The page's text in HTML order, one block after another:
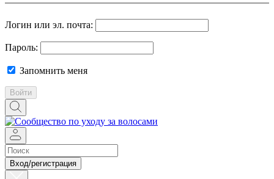
Логин или эл. почта:
Пароль:
Запомнить меня
Войти
Вход/регистрация